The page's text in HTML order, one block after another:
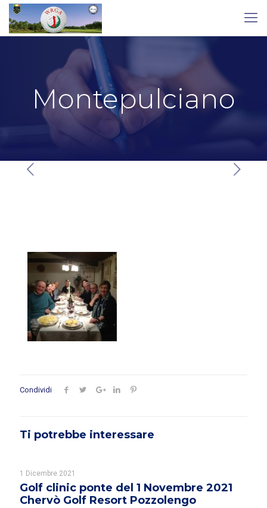
Montepulciano
Condividi
Ti potrebbe interessare
1 Dicembre 2021
Golf clinic ponte del 1 Novembre 2021
Chervò Golf Resort Pozzolengo